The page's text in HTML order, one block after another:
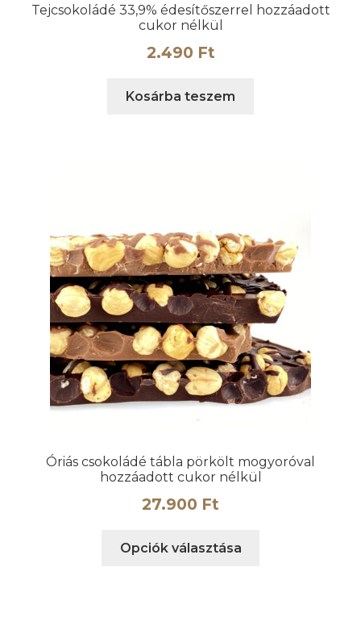
Tejcsokoládé 33,9% édesítőszerrel hozzáadott
cukor nélkül
2.490 Ft
Kosárba teszem
Óriás csokoládé tábla pörkölt mogyoróval
hozzáadott cukor nélkül
27.900 Ft
Opciók választása